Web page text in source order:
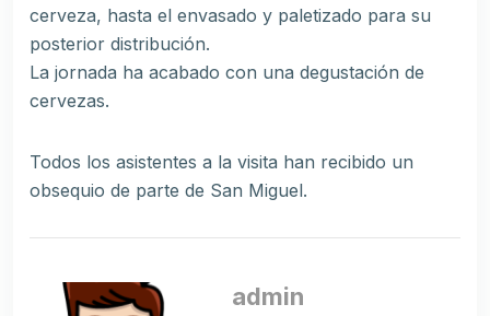
cerveza, hasta el envasado y paletizado para su
posterior distribución.
La jornada ha acabado con una degustación de
cervezas.
Todos los asistentes a la visita han recibido un
obsequio de parte de San Miguel.
admin